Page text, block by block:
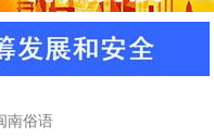
南俗语